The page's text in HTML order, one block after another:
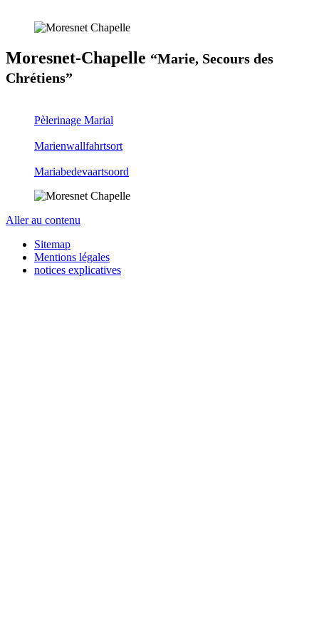
Moresnet-Chapelle “Marie, Secours des
Chrétiens”
Pèlerinage Marial
Marienwallfahrtsort
Mariabedevaartsoord
Aller au contenu
Sitemap
Mentions légales
notices explicatives